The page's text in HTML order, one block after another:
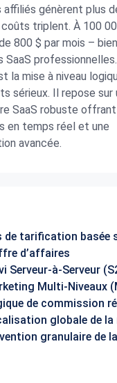
de tarification basée
d’affaires
Serveur-à-Serveur
Multi-Niveaux
de commission
globale de la
granulaire de
affiliés génèrent plus
triplent. À 100
800 $ par mois –
professionnelles.
la mise à niveau
sérieux. Il repose sur
SaaS robuste offrant
en temps réel et une
avancée.